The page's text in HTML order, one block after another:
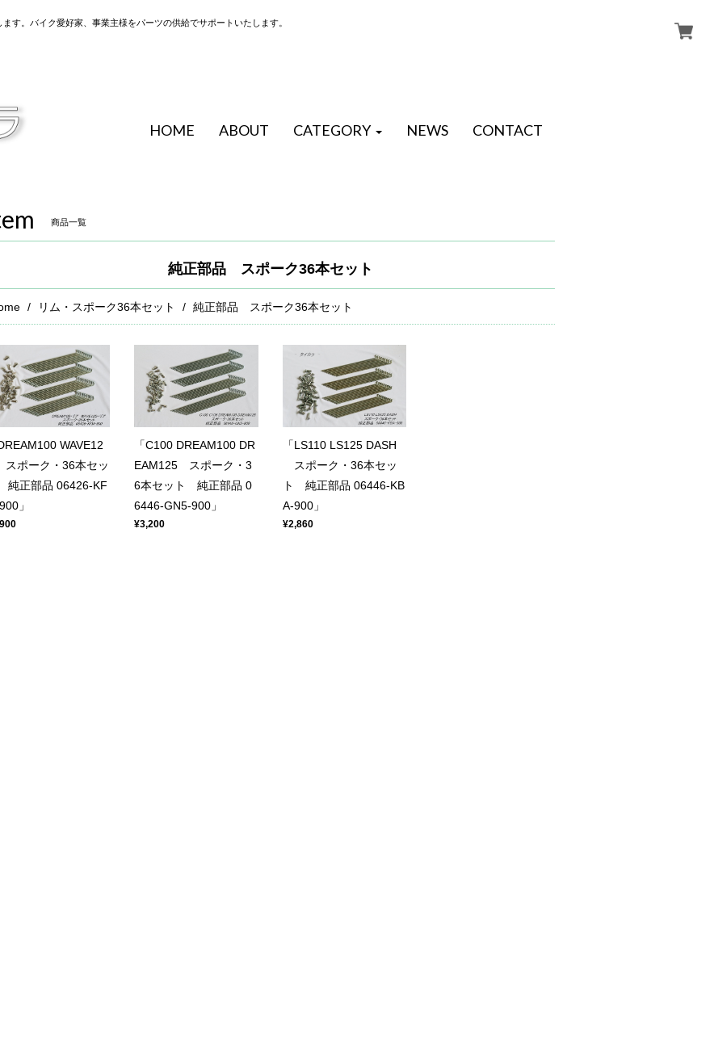
。バイク愛好家、事業主様をパーツの供給でサポートいたします。
HOME ABOUT CATEGORY NEWS CONTACT
商品一覧
純正部品 スポーク36本セット
リム・スポーク36本セット 純正部品 スポーク36本セット
DREAM100 WAVE12
ポーク・36本セッ
純正部品 06426-KF
」
「C100 DREAM100 DR
EAM125 スポーク・3
6本セット 純正部品 0
6446-GN5-900」
¥3,200
「LS110 LS125 DASH
スポーク・36本セッ
ト 純正部品 06446-KB
A-900」
¥2,860